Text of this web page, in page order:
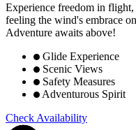
Experience freedom in
feeling the wind's embrace
Adventure awaits above!
Glide Experience
Scenic Views
Safety Measures
Adventurous Spirit
Check Availability